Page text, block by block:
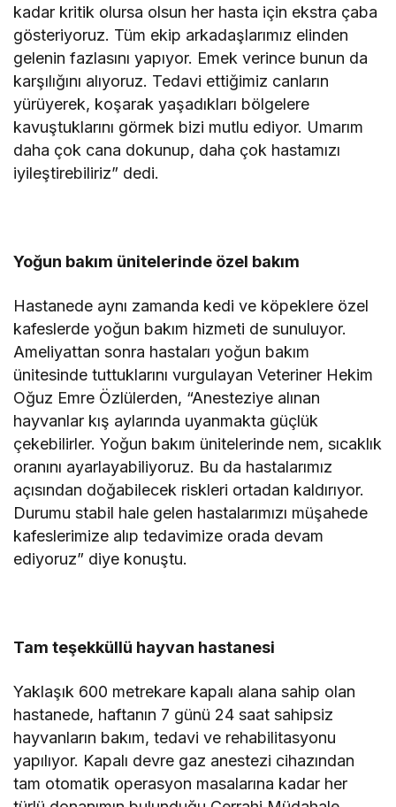
kadar kritik olursa olsun her hasta için ekstra çaba
gösteriyoruz. Tüm ekip arkadaşlarımız elinden
gelenin fazlasını yapıyor. Emek verince bunun da
karşılığını alıyoruz. Tedavi ettiğimiz canların
yürüyerek, koşarak yaşadıkları bölgelere
kavuştuklarını görmek bizi mutlu ediyor. Umarım
daha çok cana dokunup, daha çok hastamızı
iyileştirebiliriz” dedi.
Yoğun bakım ünitelerinde özel bakım
Hastanede aynı zamanda kedi ve köpeklere özel
kafeslerde yoğun bakım hizmeti de sunuluyor.
Ameliyattan sonra hastaları yoğun bakım
ünitesinde tuttuklarını vurgulayan Veteriner Hekim
Oğuz Emre Özlülerden, “Anesteziye alınan
hayvanlar kış aylarında uyanmakta güçlük
çekebilirler. Yoğun bakım ünitelerinde nem, sıcaklık
oranını ayarlayabiliyoruz. Bu da hastalarımız
açısından doğabilecek riskleri ortadan kaldırıyor.
Durumu stabil hale gelen hastalarımızı müşahede
kafeslerimize alıp tedavimize orada devam
ediyoruz” diye konuştu.
Tam teşekküllü hayvan hastanesi
Yaklaşık 600 metrekare kapalı alana sahip olan
hastanede, haftanın 7 günü 24 saat sahipsiz
hayvanların bakım, tedavi ve rehabilitasyonu
yapılıyor. Kapalı devre gaz anestezi cihazından
tam otomatik operasyon masalarına kadar her